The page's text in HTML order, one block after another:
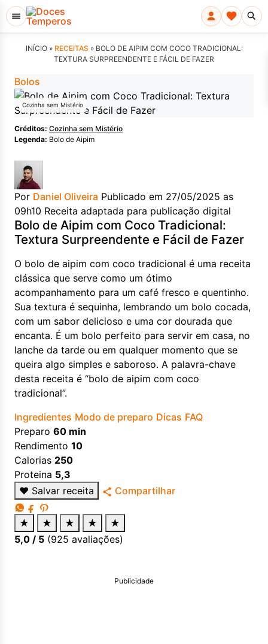
INÍCIO » RECEITAS » BOLO DE AIPIM COM COCO TRADICIONAL:
TEXTURA SURPREENDENTE E FÁCIL DE FAZER
Bolos
Cozinha sem Mistério
Créditos: Cozinha sem Mistério
Legenda: Bolo de Aipim
Por Daniel Oliveira Publicado em 27/05/2025 as
09h10 Receita adaptada para publicação digital
Bolo de Aipim com Coco Tradicional:
Textura Surpreendente e Fácil de Fazer
O bolo de aipim com coco tradicional é uma receita
clássica que serve como um ótimo
acompanhamento para um café fresco e quentinho.
Sua textura é sequinha, lembrando um bolo cocada,
com um sabor delicioso e uma cor dourada que
encanta. É um bolo perfeito para servir em casa, no
lanche da tarde ou em qualquer momento que se
queira algo simples e saboroso. A palavra-chave
desta receita é “bolo de aipim com coco
tradicional”.
Ingredientes Modo de preparo Dicas FAQ
Preparo 60 min
Rendimento 10
Calorias 250
Proteina 5,3
♥ Salvar receita Compartilhar
★ ★ ★ ★
★
5,0 / 5 (925 avaliações)
Publicidade